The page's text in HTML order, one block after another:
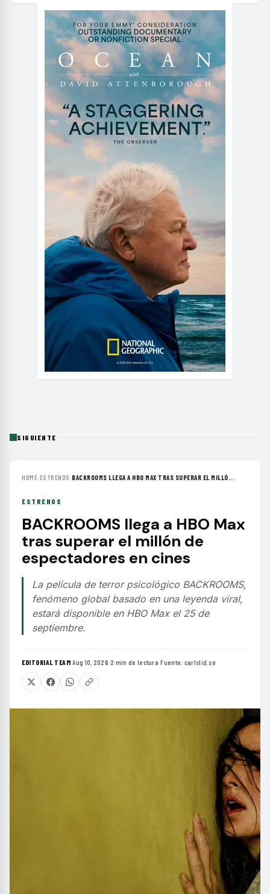
SIGUIENTE
HOME›ESTRENOS ›BACKROOMS LLEGA A HBO MAX TRAS SUPERAR EL MILLÓ...
ESTRENOS
BACKROOMS llega a HBO Max
tras superar el millón de
espectadores en cines
La película de terror psicológico BACKROOMS,
fenómeno global basado en una leyenda viral,
estará disponible en HBO Max el 25 de
septiembre.
EDITORIAL TEAM·Aug 10, 2026·2 min de lectura·Fuente: carlslid.se